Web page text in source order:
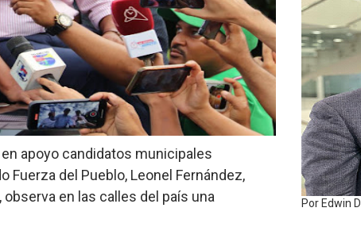
como nueva vicepresidenta ejecutiva de Fiduciaria
impulsan metas de transparencia
permisos urbanísticos del proyecto Everest Tower en
adiós al orden por mes de nacimiento en municipios
sus cuatro décadas de excelencia en el sector
los mil mejores bancos del mundo
apoyo candidatos municipales
Fuerza del Pueblo, Leonel Fernández,
en las calles del país una
Por Edwin